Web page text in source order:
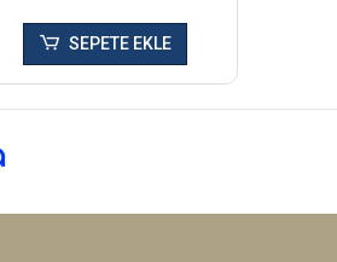
SEPETE EKLE